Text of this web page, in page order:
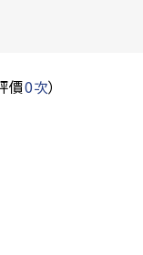
價0次）